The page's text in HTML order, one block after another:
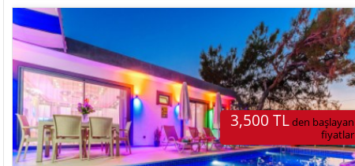
3,500 TLden başlayan
fiyatlar